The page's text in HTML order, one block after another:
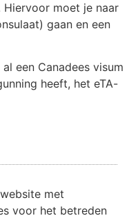
moet je naar
gaan en een
een Canadees visum
heeft, het eTA-
met
voor het betreden